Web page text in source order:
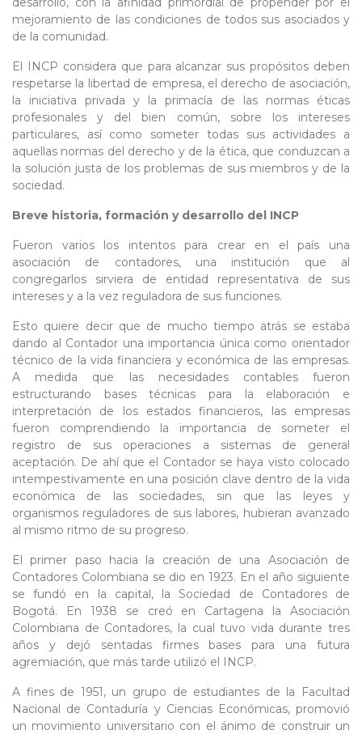
mejoramiento de las condiciones de todos sus asociados y
de la comunidad.
El INCP considera que para alcanzar sus propósitos deben
respetarse la libertad de empresa, el derecho de asociación,
la iniciativa privada y la primacía de las normas éticas
profesionales y del bien común, sobre los intereses
particulares, así como someter todas sus actividades a
aquellas normas del derecho y de la ética, que conduzcan a
la solución justa de los problemas de sus miembros y de la
sociedad.
Breve historia, formación y desarrollo del INCP
Fueron varios los intentos para crear en el país una
asociación de contadores, una institución que al
congregarlos sirviera de entidad representativa de sus
intereses y a la vez reguladora de sus funciones.
Esto quiere decir que de mucho tiempo atrás se estaba
dando al Contador una importancia única como orientador
técnico de la vida financiera y económica de las empresas.
A medida que las necesidades contables fueron
estructurando bases técnicas para la elaboración e
interpretación de los estados financieros, las empresas
fueron comprendiendo la importancia de someter el
registro de sus operaciones a sistemas de general
aceptación. De ahí que el Contador se haya visto colocado
intempestivamente en una posición clave dentro de la vida
económica de las sociedades, sin que las leyes y
organismos reguladores de sus labores, hubieran avanzado
al mismo ritmo de su progreso.
El primer paso hacia la creación de una Asociación de
Contadores Colombiana se dio en 1923. En el año siguiente
se fundó en la capital, la Sociedad de Contadores de
Bogotá. En 1938 se creó en Cartagena la Asociación
Colombiana de Contadores, la cual tuvo vida durante tres
años y dejó sentadas firmes bases para una futura
agremiación, que más tarde utilizó el INCP.
A fines de 1951, un grupo de estudiantes de la Facultad
Nacional de Contaduría y Ciencias Económicas, promovió
un movimiento universitario con el ánimo de construir un